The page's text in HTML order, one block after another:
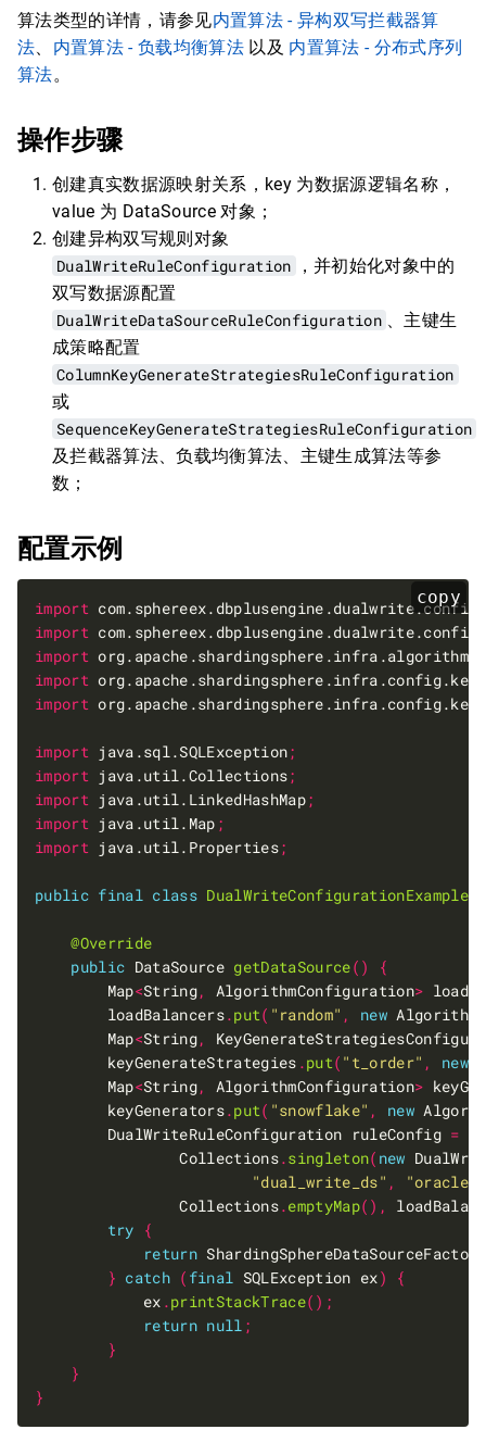
算法类型的详情，请参见内置算法 - 异构双写拦截器算
法、 内置算法 - 负载均衡算法以及 内置算法 - 分布式序列
算法。
操作步骤
创建真实数据源映射关系，key 为数据源逻辑名称，
value 为 DataSource 对象；
创建异构双写规则对象
DualWriteRuleConfiguration
，并初始化对象中的
双写数据源配置
DualWriteDataSourceRuleConfiguration 、主键生
成策略配置
ColumnKeyGenerateStrategiesRuleConfiguration
或
SequenceKeyGenerateStrategiesRuleConfiguration
及拦截器算法、负载均衡算法、主键生成算法等参
数；
配置示例
copy
import
import
import
import
import
import java.sql.SQLException;
import java.util.Collections;
import java.util.LinkedHashMap;
import java.util.Map ;
import java.util.Properties;
public final class DualWriteConfigurationExample
@Override
public DataSource getDataSource()
{
        Map
<String, AlgorithmConfiguration>
        loadBalancers
.put( "random" , new
        Map
<String,
        keyGenerateStrategies
.put( "t_order" , new
        Map
<String, AlgorithmConfiguration>
        keyGenerators
.put( "snowflake" , new
        DualWriteRuleConfiguration ruleConfig
=
                Collections
.singleton( new
"dual_write_ds" ,
                Collections
.emptyMap(),
try {
return ShardingSphereDataSourceFactory
} catch ( final SQLException ex)
{
            ex
.printStackTrace();
return null ;
}
}
}